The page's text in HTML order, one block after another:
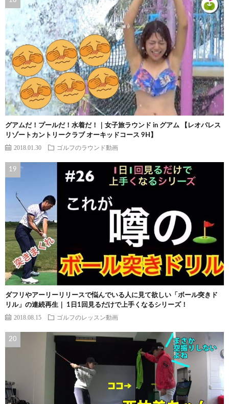
グアムだ！プールだ！水着だ！｜女子旅ラウンド in グアム 【レオパレス
リゾートカントリークラブ オーキッドコース 9H】
2018.01.30 ゴルフのラウンド動画
ダフリやアーリーリリースで悩んでいる人に見て欲しい「ボール突きド
リル」の連続再生｜ 1日1回見るだけで上手くなるシリーズ！
2018.08.15 ゴルフのレッスン動画